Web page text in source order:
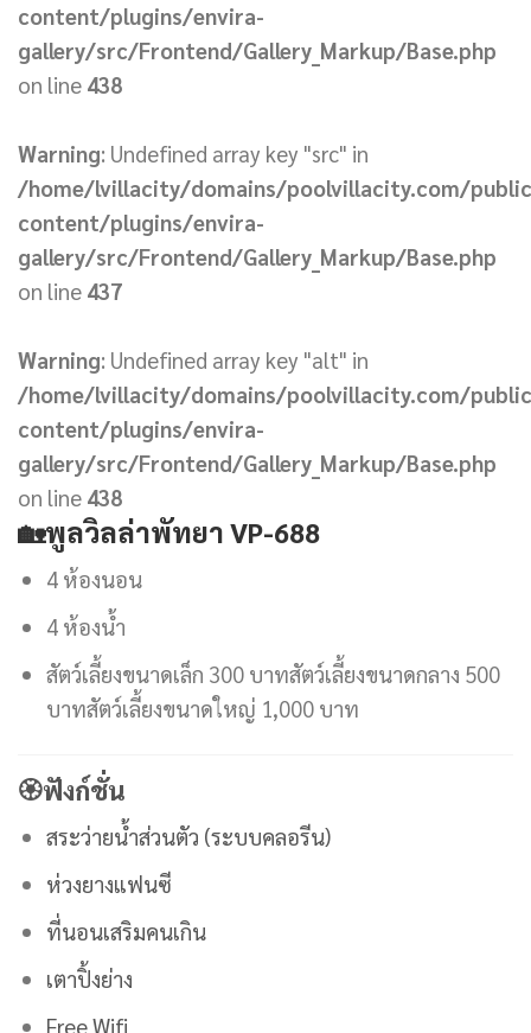
content/plugins/envira-
gallery/src/Frontend/Gallery_Markup/Base.php
on line 438
Warning: Undefined array key "src" in
/home/lvillacity/domains/poolvillacity.com/
content/plugins/envira-
gallery/src/Frontend/Gallery_Markup/Base.php
on line 437
Warning: Undefined array key "alt" in
/home/lvillacity/domains/poolvillacity.com/
content/plugins/envira-
gallery/src/Frontend/Gallery_Markup/Base.php
on line 438
🏡พูลวิลล่าพัทยา VP-688
4 ห้องนอน
4 ห้องน้ำ
สัตว์เลี้ยงขนาดเล็ก 300 บาทสัตว์เลี้ยงขนาดกลาง 500
บาทสัตว์เลี้ยงขนาดใหญ่ 1,000 บาท
🏵ฟังก์ชั่น
สระว่ายน้ำส่วนตัว (ระบบคลอรีน)
ห่วงยางแฟนซี
ที่นอนเสริมคนเกิน
เตาปิ้งย่าง
Free Wifi